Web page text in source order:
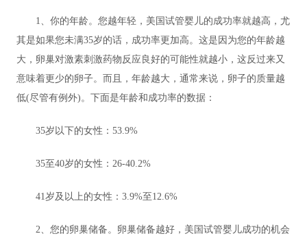
1、你的年龄。您越年轻，美国试管婴儿的成功率就越高，尤
其是如果您未满35岁的话，成功率更加高。这是因为您的年龄越
大，卵巢对激素刺激药物反应良好的可能性就越小，这反过来又
意味着更少的卵子。而且，年龄越大，通常来说，卵子的质量越
低(尽管有例外)。下面是年龄和成功率的数据：
35岁以下的女性：53.9%
35至40岁的女性：26-40.2%
41岁及以上的女性：3.9%至12.6%
2、您的卵巢储备。卵巢储备越好，美国试管婴儿成功的机会